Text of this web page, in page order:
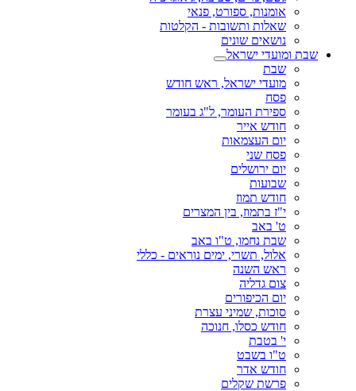
אומנות, ספורט, פנאי
שאלות ותשובות - הקלטות
נושאים שונים
שבת ומועדי ישראל
שבת
מועדי ישראל, ראש חודש
פסח
ספירת העומר, ל"ג בעומר
חודש אייר
יום העצמאות
פסח שני
יום ירושלים
שבועות
חודש תמוז
י"ז בתמוז, בין המצרים
ט' באב
שבת נחמו, ט"ו באב
אלול, תשרי, ימים נוראים - כללי
ראש השנה
צום גדליה
יום הכיפורים
סוכות, שמיני עצרת
חודש כסלו, חנוכה
י' בטבת
ט"ו בשבט
חודש אדר
פרשת שקלים